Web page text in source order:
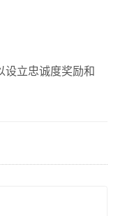
设立忠诚度奖励和